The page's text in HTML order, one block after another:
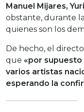
Manuel Mijares,
obstante, durante
quienes son los
De hecho, el
que «por
varios artistas
esperando la